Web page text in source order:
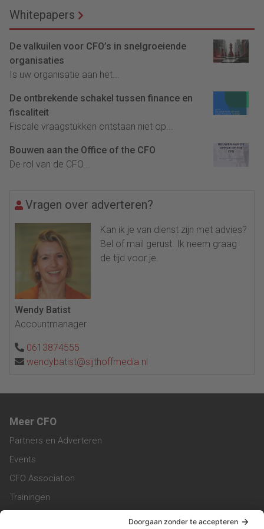
Whitepapers
De valkuilen voor CFO’s in snelgroeiende
organisaties
Is uw organisatie aan het...
De ontbrekende schakel tussen finance en
fiscaliteit
Fiscale vraagstukken ontstaan niet op...
Bouwen aan the Office of the CFO
De rol van de CFO...
Vragen over adverteren?
Kan ik je van dienst zijn met advies?
Bel of mail gerust. Ik neem graag
de tijd voor je.
Wendy Batist
Accountmanager
0613874555
wendybatist@sijthoffmedia.nl
Meer CFO
Partners en Adverteren
Events
CFO Association
Trainingen